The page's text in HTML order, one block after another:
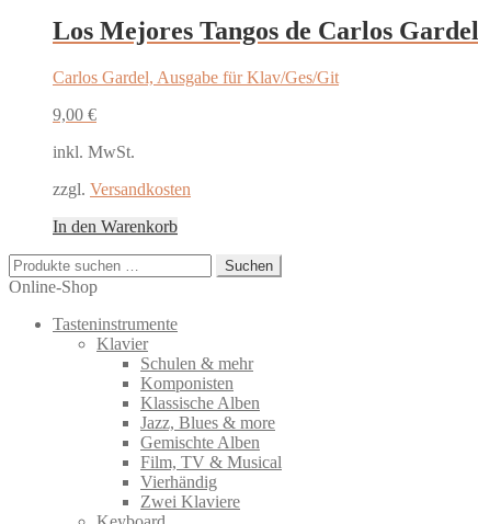
Los Mejores Tangos de Carlos Gardel
Carlos Gardel, Ausgabe für Klav/Ges/Git
9,00 €
inkl. MwSt.
zzgl. Versandkosten
In den Warenkorb
Suchen
nach:
Suchen
Online-Shop
Tasteninstrumente
Klavier
Schulen & mehr
Komponisten
Klassische Alben
Jazz, Blues & more
Gemischte Alben
Film, TV & Musical
Vierhändig
Zwei Klaviere